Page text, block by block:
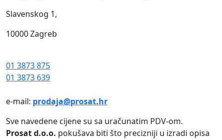
Slavenskog 1,
10000 Zagreb
01 3873 875
01 3873 639
e-mail: prodaja@prosat.hr
Sve navedene cijene su sa uračunatim PDV-om.
Prosat d.o.o. pokušava biti što precizniji u izradi opisa